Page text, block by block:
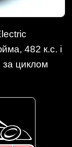
482 к.с. і
за циклом